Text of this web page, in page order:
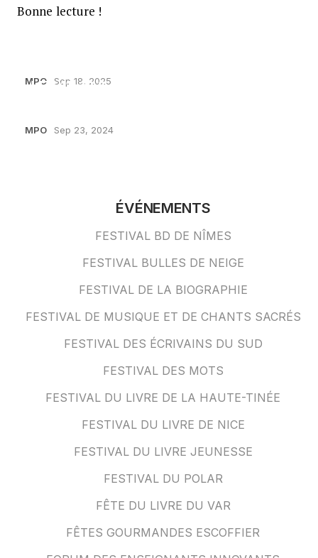
Bonne lecture !
MPO Sep 18, 2025
LES 11, 12 & 13 OCTOBRE
MPO Sep 23, 2024
ÉVÉNEMENTS
FESTIVAL BD DE NÎMES
FESTIVAL BULLES DE NEIGE
FESTIVAL DE LA BIOGRAPHIE
FESTIVAL DE MUSIQUE ET DE CHANTS SACRÉS
FESTIVAL DES ÉCRIVAINS DU SUD
FESTIVAL DES MOTS
FESTIVAL DU LIVRE DE LA HAUTE-TINÉE
FESTIVAL DU LIVRE DE NICE
FESTIVAL DU LIVRE JEUNESSE
FESTIVAL DU POLAR
FÊTE DU LIVRE DU VAR
FÊTES GOURMANDES ESCOFFIER